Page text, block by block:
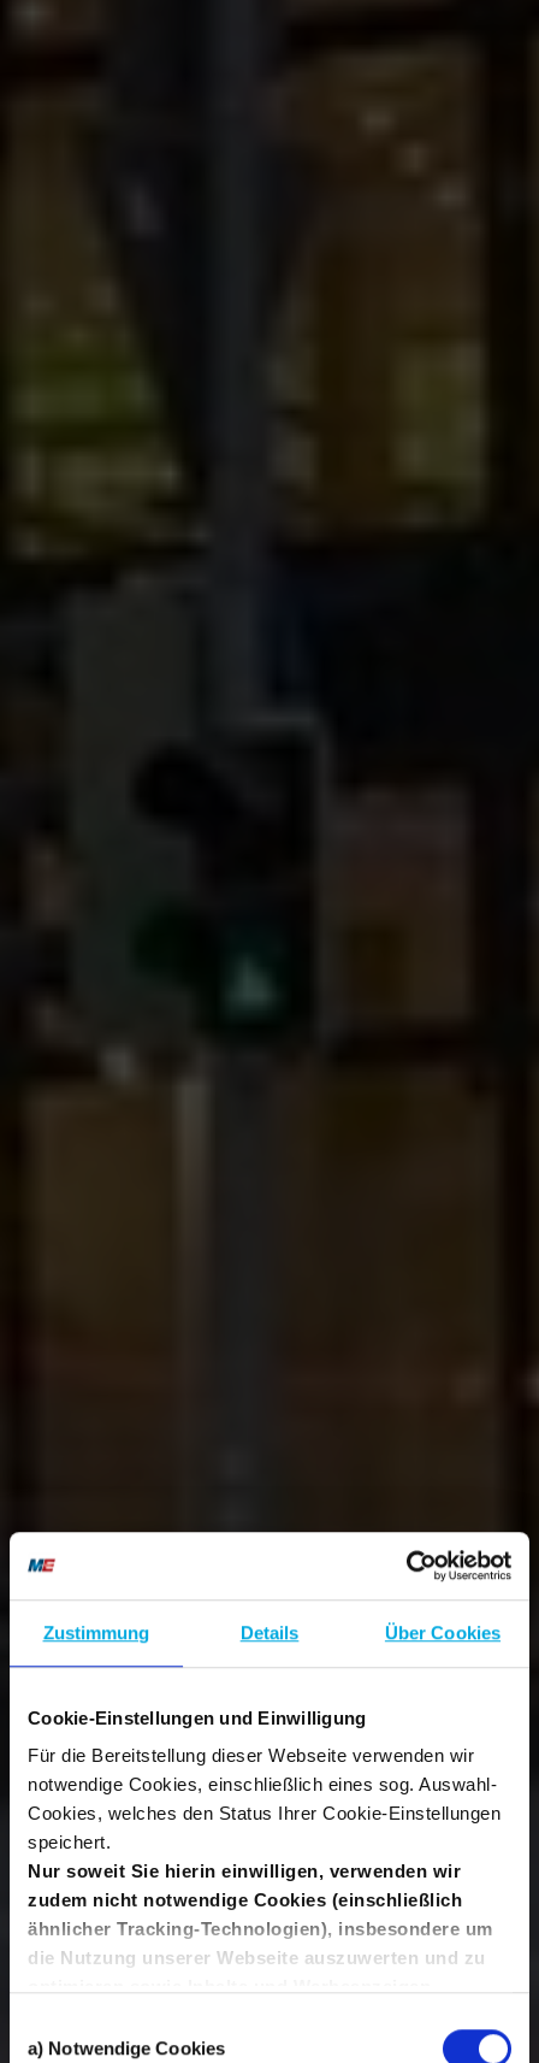
Zustimmung Details Über Cookies
Cookie-Einstellungen und Einwilligung
Für die Bereitstellung dieser Webseite verwenden wir
notwendige Cookies, einschließlich eines sog. Auswahl-
Cookies, welches den Status Ihrer Cookie-Einstellungen
speichert.
Nur soweit Sie hierin einwilligen, verwenden wir
zudem nicht notwendige Cookies (einschließlich
ähnlicher Tracking-Technologien), insbesondere um
die Nutzung unserer Webseite auszuwerten und zu
Kanälen anzusprechen und Ihnen Angebote von
a) Notwendige Cookies